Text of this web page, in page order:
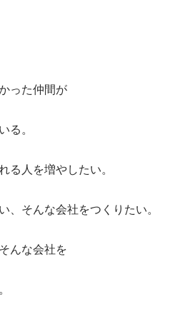
った仲間が
る。
る人を増やしたい。
そんな会社をつくりたい。
んな会社を